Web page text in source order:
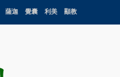
薩迦 覺囊 利美 顯教